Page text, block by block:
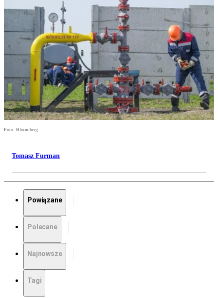
Foto: Bloomberg
Tomasz Furman
Powiązane
Polecane
Najnowsze
Tagi